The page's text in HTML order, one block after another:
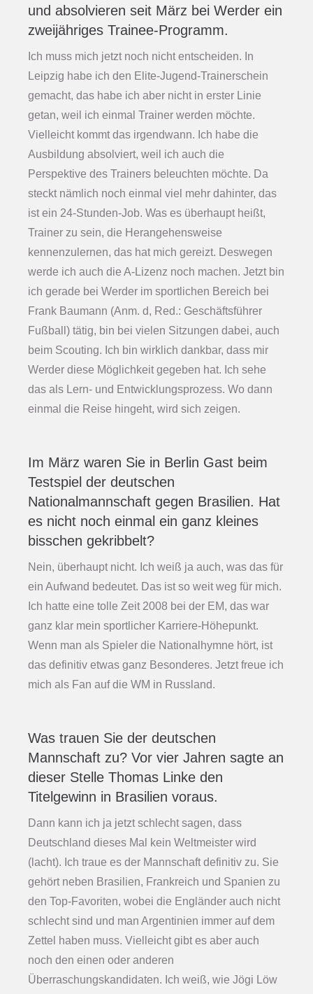
und absolvieren seit März bei Werder ein
zweijähriges Trainee-Programm.
Ich muss mich jetzt noch nicht entscheiden. In
Leipzig habe ich den Elite-Jugend-Trainerschein
gemacht, das habe ich aber nicht in erster Linie
getan, weil ich einmal Trainer werden möchte.
Vielleicht kommt das irgendwann. Ich habe die
Ausbildung absolviert, weil ich auch die
Perspektive des Trainers beleuchten möchte. Da
steckt nämlich noch einmal viel mehr dahinter, das
ist ein 24-Stunden-Job. Was es überhaupt heißt,
Trainer zu sein, die Herangehensweise
kennenzulernen, das hat mich gereizt. Deswegen
werde ich auch die A-Lizenz noch machen. Jetzt bin
ich gerade bei Werder im sportlichen Bereich bei
Frank Baumann (Anm. d, Red.: Geschäftsführer
Fußball) tätig, bin bei vielen Sitzungen dabei, auch
beim Scouting. Ich bin wirklich dankbar, dass mir
Werder diese Möglichkeit gegeben hat. Ich sehe
das als Lern- und Entwicklungsprozess. Wo dann
einmal die Reise hingeht, wird sich zeigen.
Im März waren Sie in Berlin Gast beim
Testspiel der deutschen
Nationalmannschaft gegen Brasilien. Hat
es nicht noch einmal ein ganz kleines
bisschen gekribbelt?
Nein, überhaupt nicht. Ich weiß ja auch, was das für
ein Aufwand bedeutet. Das ist so weit weg für mich.
Ich hatte eine tolle Zeit 2008 bei der EM, das war
ganz klar mein sportlicher Karriere-Höhepunkt.
Wenn man als Spieler die Nationalhymne hört, ist
das definitiv etwas ganz Besonderes. Jetzt freue ich
mich als Fan auf die WM in Russland.
Was trauen Sie der deutschen
Mannschaft zu? Vor vier Jahren sagte an
dieser Stelle Thomas Linke den
Titelgewinn in Brasilien voraus.
Dann kann ich ja jetzt schlecht sagen, dass
Deutschland dieses Mal kein Weltmeister wird
(lacht). Ich traue es der Mannschaft definitiv zu. Sie
gehört neben Brasilien, Frankreich und Spanien zu
den Top-Favoriten, wobei die Engländer auch nicht
schlecht sind und man Argentinien immer auf dem
Zettel haben muss. Vielleicht gibt es aber auch
noch den einen oder anderen
Überraschungskandidaten. Ich weiß, wie Jögi Löw